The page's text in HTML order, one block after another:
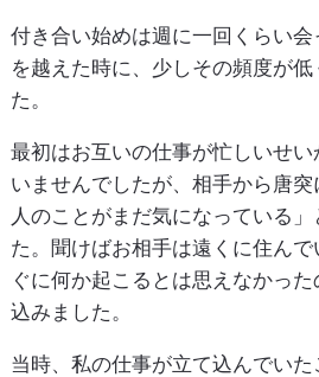
付き合い始めは週に一回くらい
を越えた時に、少しその頻度が
た。
最初はお互いの仕事が忙しいせ
いませんでしたが、相手から唐
人のことがまだ気になっている
た。聞けばお相手は遠くに住ん
ぐに何か起こるとは思えなかっ
込みました。
当時、私の仕事が立て込んでい